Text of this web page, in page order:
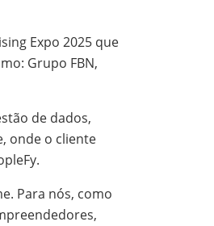
Expo 2025 que
Grupo FBN,
de dados,
onde o cliente
Para nós, como